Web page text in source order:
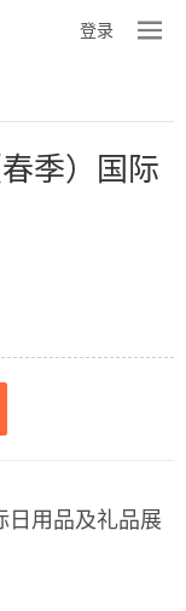
登录
季）国际
日用品及礼品展